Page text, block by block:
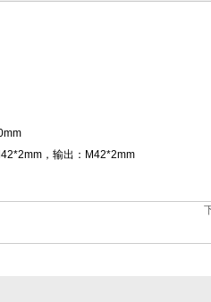
，输出：M42*2mm